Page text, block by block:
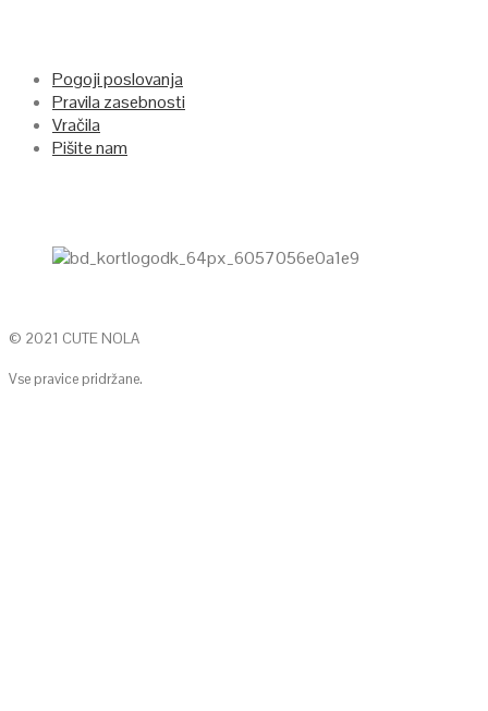
Pogoji poslovanja
Pravila zasebnosti
Vračila
Pišite nam
© 2021 CUTE NOLA
Vse pravice pridržane.